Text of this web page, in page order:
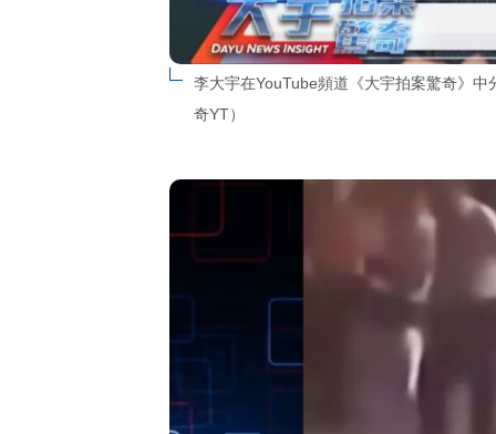
李大宇在YouTube頻道《大宇拍案驚奇》
奇YT）